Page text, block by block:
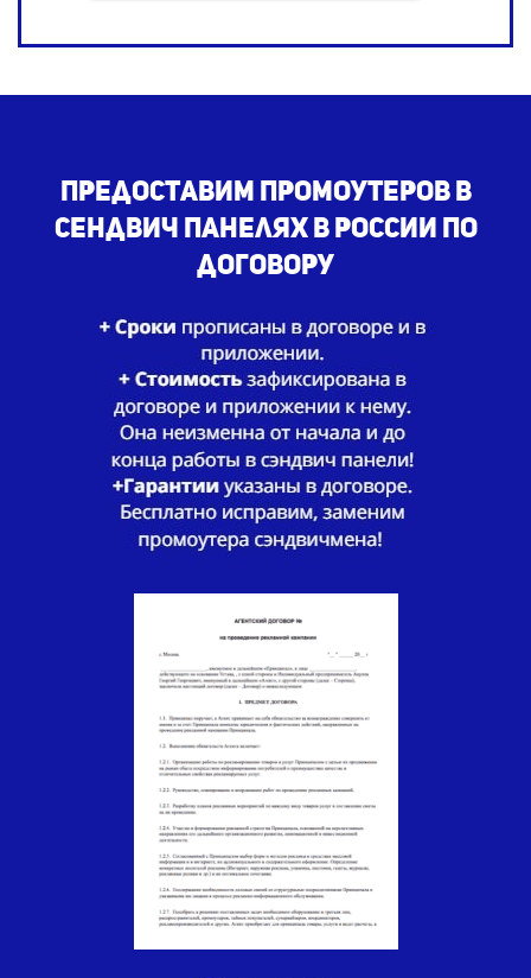
Предоставим промоутеров в
сендвич панелях в России по
договору